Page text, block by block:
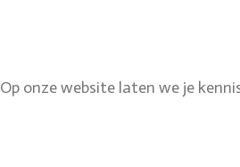
Op onze website laten we je